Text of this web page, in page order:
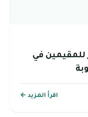
في
اقرأ المزيد ←